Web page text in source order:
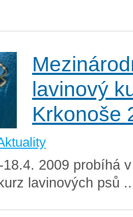
lavinový
Krkonoše
2009 probíhá
lavinových psů